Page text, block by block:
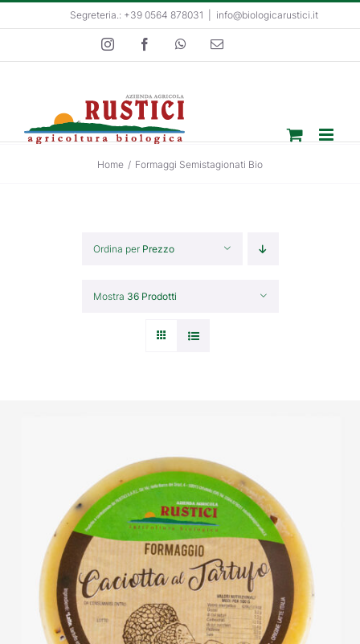
al
Segreteria.: +39 0564 878031 info@biologicarustici.it
InstagramFacebookWhatsApp
Email
Home / Formaggi Semistagionati Bio
Ordina per Prezzo
Mostra 36 Prodotti